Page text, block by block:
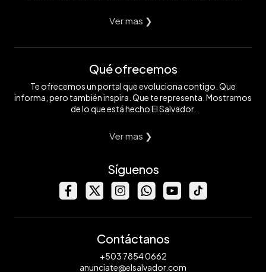
Ver mas ❯
Qué ofrecemos
Te ofrecemos un portal que evoluciona contigo. Que
informa, pero también inspira. Que te representa. Mostramos
de lo que está hecho El Salvador.
Ver mas ❯
Síguenos
Contáctanos
+503 7854 0662
anunciate@elsalvador.com